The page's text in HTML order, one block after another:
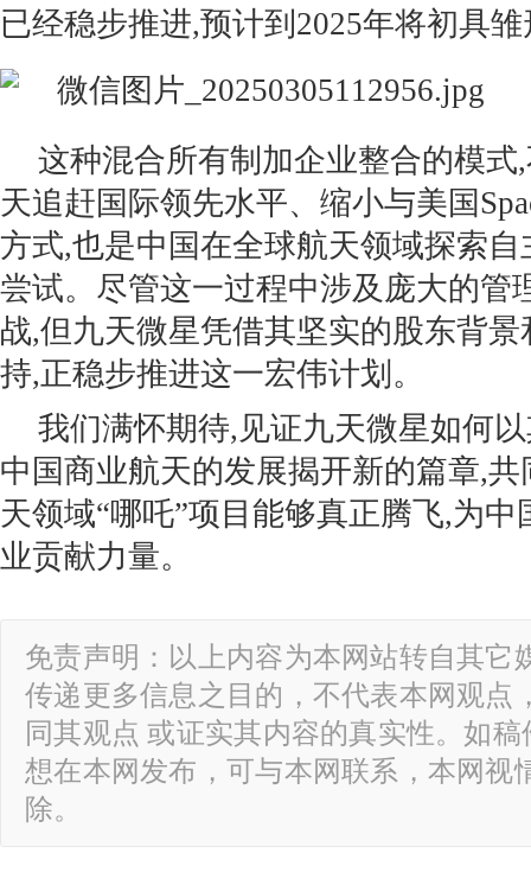
已经稳步推进,预计到2025年将初具
这种混合所有制加企业整合的模式
天追赶国际领先水平、缩小与美国
方式,也是中国在全球航天领域探索
尝试。尽管这一过程中涉及庞大的管
战,但九天微星凭借其坚实的股东背
持,正稳步推进这一宏伟计划。
我们满怀期待,见证九天微星如何
中国商业航天的发展揭开新的篇章,
天领域“哪吒”项目能够真正腾飞,为
业贡献力量。
免责声明：以上内容为本网站转自其它
传递更多信息之目的，不代表本网观点
同其观点 或证实其内容的真实性。如
想在本网发布，可与本网联系，本网视
除。